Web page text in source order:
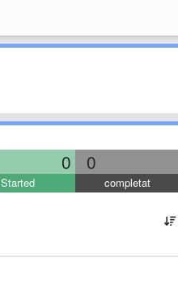
0 0
Started completat